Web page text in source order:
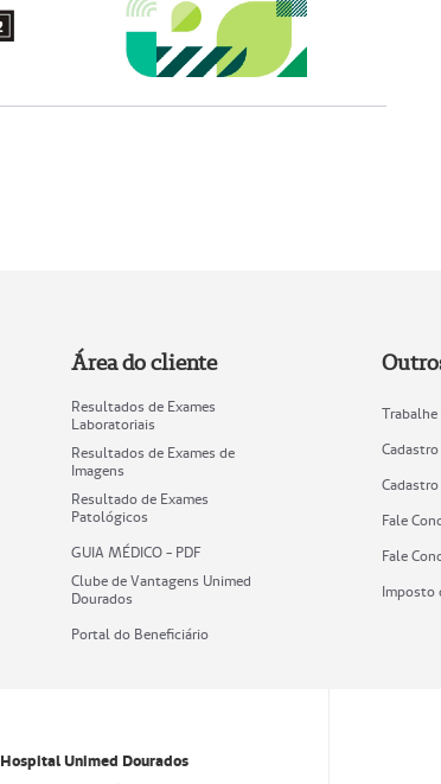
Área do cliente
Resultados de Exames
Laboratoriais
Resultados de Exames de
Imagens
Resultado de Exames
Patológicos
GUIA MÉDICO - PDF
Clube de Vantagens Unimed
Dourados
Portal do Beneficiário
Trabalhe
Fale
Fale
Imposto
Hospital Unimed Dourados